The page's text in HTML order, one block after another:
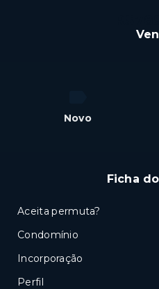
Novo
Ficha
Aceita permuta?
Condomínio
Incorporação
Perfil